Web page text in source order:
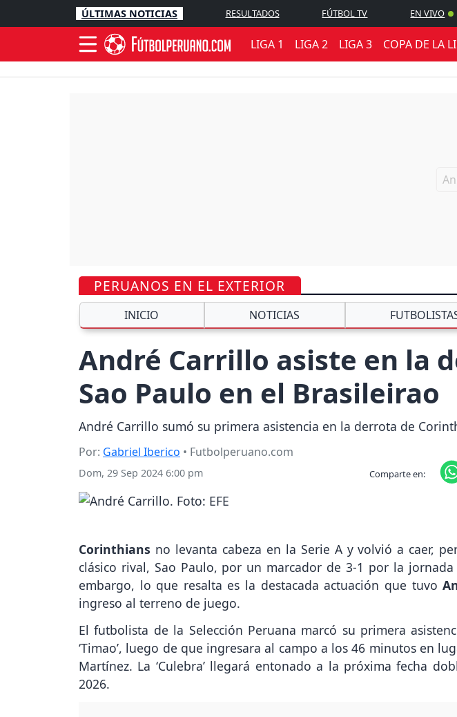
ÚLTIMAS NOTICIAS RESULTADOS FÚTBOL TV EN VIVO
LIGA 1 LIGA 2 LIGA 3 COPA DE LA
PERUANOS EN EL EXTERIOR
INICIO NOTICIAS
André Carrillo asiste en la
Sao Paulo en el Brasileirao
André Carrillo sumó su primera asistencia en la derrota de
Por: Gabriel Iberico • Futbolperuano.com
Dom, 29 Sep 2024 6:00 pm Comparte en:
Corinthians no levanta cabeza en la Serie A y volvió a caer,
clásico rival, Sao Paulo, por un marcador de 3-1 por la
embargo, lo que resalta es la destacada actuación que tuvo
ingreso al terreno de juego.
El futbolista de la Selección Peruana marcó su primera
‘Timao’, luego de que ingresara al campo a los 46 minutos en
Martínez. La ‘Culebra’ llegará entonado a la próxima fecha
2026.